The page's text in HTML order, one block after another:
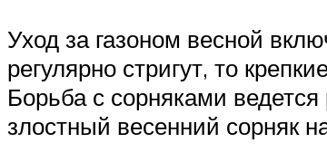
Уход за газоном весной
регулярно стригут, то
Борьба с сорняками
злостный весенний сорняк